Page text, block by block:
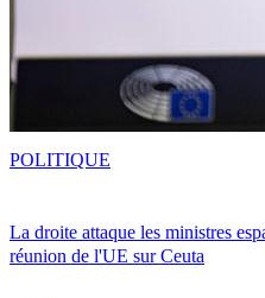
La droite attaque les ministres
réunion de l'UE sur Ceuta
POLITIQUE